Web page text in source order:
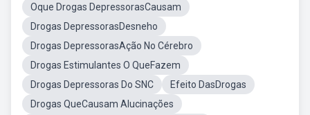
Oque Drogas DepressorasCausam
Drogas DepressorasDesneho
Drogas DepressorasAção No Cérebro
Drogas Estimulantes O QueFazem
Drogas Depressoras Do SNC
Efeito DasDrogas
Drogas QueCausam Alucinações